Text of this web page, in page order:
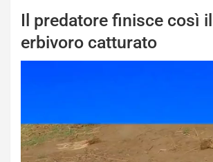
Il predatore finisce così
erbivoro catturato